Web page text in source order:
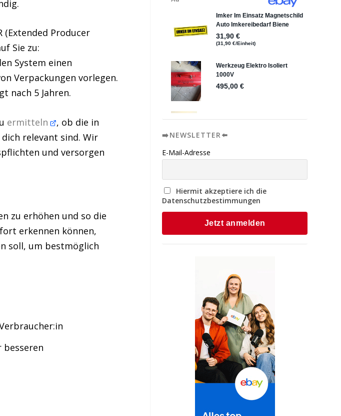
(Extended Producer
Sie zu:
System einen
Verpackungen vorlegen.
nach 5 Jahren.
ermitteln , ob die in
relevant sind. Wir
und versorgen
zu erhöhen und so die
erkennen können,
soll, um bestmöglich
➡️NEWSLETTER⬅️
E-Mail-Adresse
Hiermit akzeptiere ich die
Datenschutzbestimmungen